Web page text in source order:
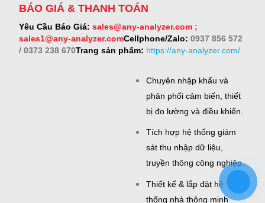
BÁO GIÁ & THANH TOÁN
Yêu Cầu Báo Giá: sales@any-analyzer.com ;
sales1@any-analyzer.comCellphone/Zalo: 0937 856 572
/ 0373 238 670Trang sản phẩm: https://any-analyzer.com/
Chuyên nhập khẩu và
phân phối cảm biến, thiết
bị đo lường và điều khiển.
Tích hợp hệ thống giám
sát thu nhập dữ liệu,
truyền thông công nghiệp.
Thiết kế & lắp đặt hệ
thống nhà thông minh